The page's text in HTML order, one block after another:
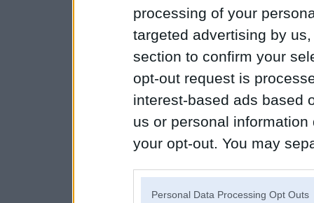
processing of your
targeted advertising by
section to confirm your
opt-out request is
interest-based ads based
us or personal
your opt-out. You may
Personal Data Processing Opt Outs